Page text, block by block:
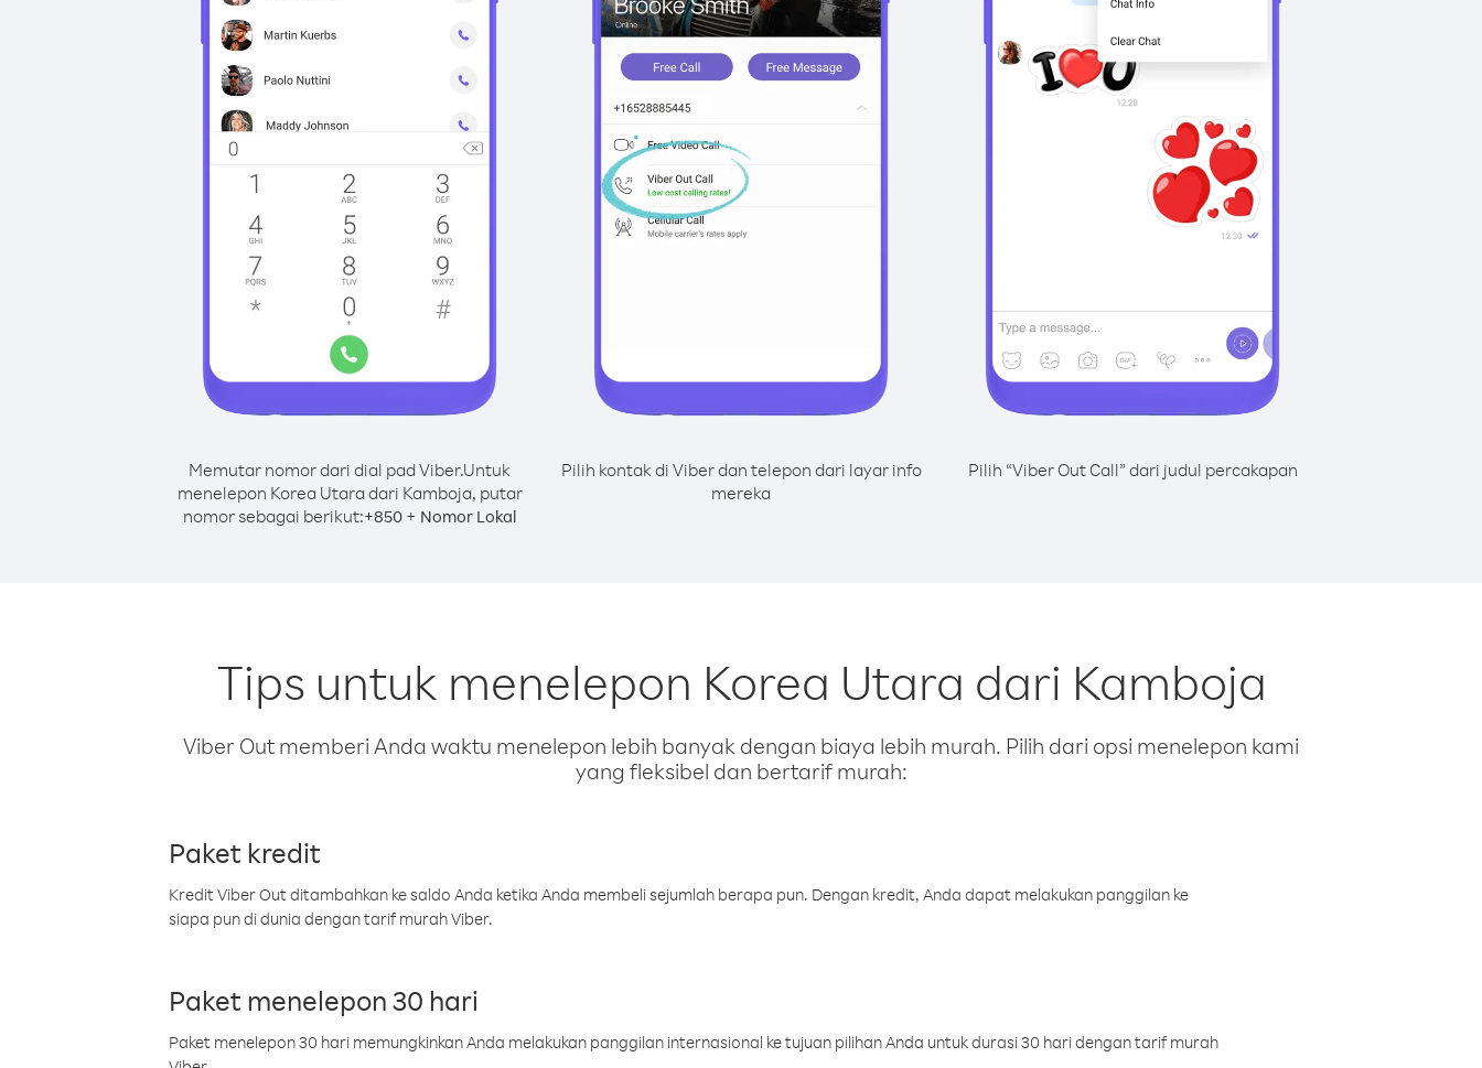
Memutar nomor dari dial pad Viber.Untuk
menelepon Korea Utara dari Kamboja, putar
nomor sebagai berikut:+850+ Nomor Lokal
Pilih kontak di Viber dan telepon dari layar info
mereka
Pilih “Viber Out Call” dari judul percakapan
Tips untuk menelepon Korea Utara dari Kamboja
Viber Out memberi Anda waktu menelepon lebih banyak dengan biaya lebih murah. Pilih dari opsi menelepon kami
yang fleksibel dan bertarif murah:
Paket kredit
Kredit Viber Out ditambahkan ke saldo Anda ketika Anda membeli sejumlah berapa pun. Dengan kredit, Anda dapat melakukan panggilan ke
siapa pun di dunia dengan tarif murah Viber.
Paket menelepon 30 hari
Paket menelepon 30 hari memungkinkan Anda melakukan panggilan internasional ke tujuan pilihan Anda untuk durasi 30 hari dengan tarif murah